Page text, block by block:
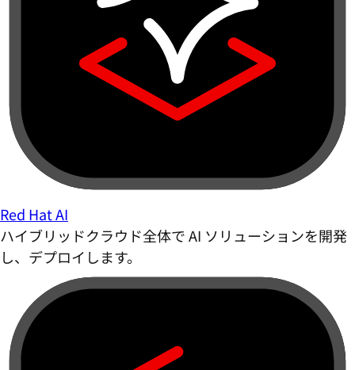
Red Hat AI
ハイブリッドクラウド全体で AI ソリューションを開発
し、デプロイします。